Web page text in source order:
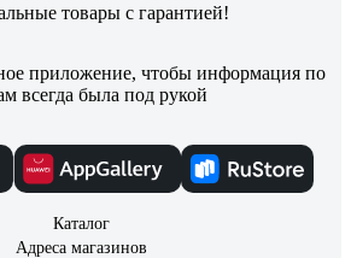
товары с гарантией!
приложение, чтобы информация по
всегда была под рукой
Каталог
Адреса магазинов